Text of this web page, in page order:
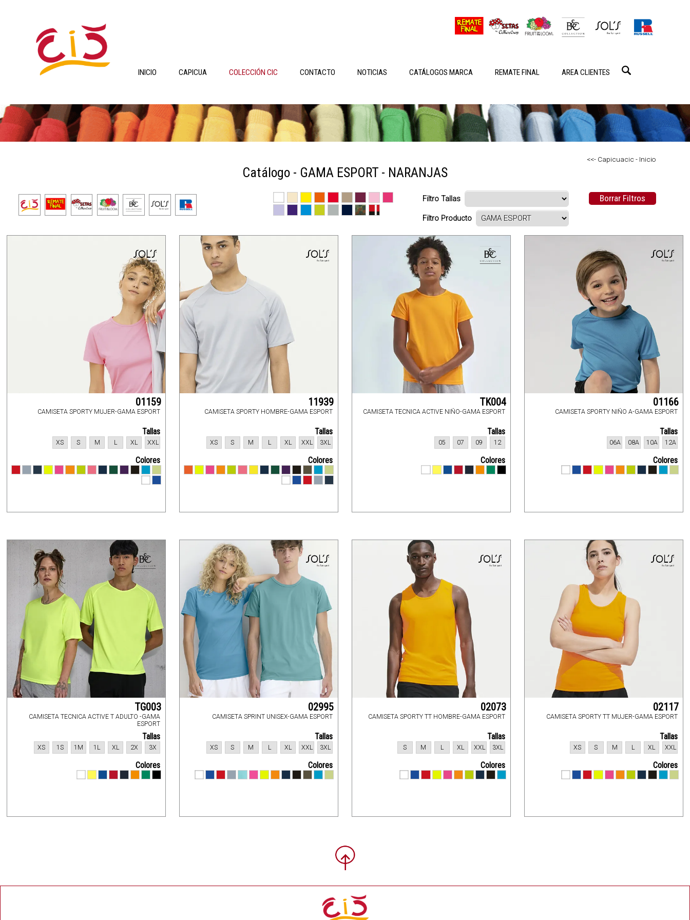
INICIO CAPICUA COLECCIÓN CIC CONTACTO NOTICIAS CATÁLOGOS MARCA REMATE FINAL AREA CLIENTES
<<- Capicuacic - Inicio
Catálogo - GAMA ESPORT - NARANJAS
Filtro Tallas
Filtro Producto
Borrar Filtros
01159
CAMISETA SPORTY MUJER-GAMA ESPORT
Tallas
XXL
XL
L
M
S
XS
Colores
11939
CAMISETA SPORTY HOMBRE-GAMA ESPORT
Tallas
3XL
XXL
XL
L
M
S
XS
Colores
TK004
CAMISETA TECNICA ACTIVE NIÑO-GAMA ESPORT
Tallas
12
09
07
05
Colores
01166
CAMISETA SPORTY NIÑO A-GAMA ESPORT
Tallas
12A
10A
08A
06A
Colores
TG003
CAMISETA TECNICA ACTIVE T ADULTO -GAMA
ESPORT
Tallas
3X
2X
XL
1L
1M
1S
XS
Colores
02995
CAMISETA SPRINT UNISEX-GAMA ESPORT
Tallas
3XL
XXL
XL
L
M
S
XS
Colores
02073
CAMISETA SPORTY TT HOMBRE-GAMA ESPORT
Tallas
3XL
XXL
XL
L
M
S
Colores
02117
CAMISETA SPORTY TT MUJER-GAMA ESPORT
Tallas
XXL
XL
L
M
S
XS
Colores